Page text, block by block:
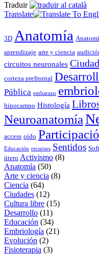
Traduir
Translate
3D Anatomía
aprendizaje arte y ciencia
circuitos neuronales
corteza prefrontal
Pública embarazo
hipocampo Histología
Neuroanatomía
access oído
Educación recursos Sentidos
útero Activismo (8)
Anatomía (50)
Arte y ciencia (8)
Ciencia (64)
Ciudades (12)
Cultura libre (15)
Desarrollo (11)
Educación (34)
Embriología (21)
Evolución (2)
Fisioterapia (3)